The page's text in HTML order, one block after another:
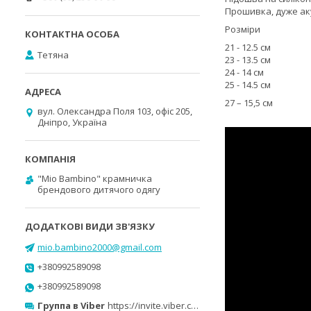
Прошивка, дуже
Розміри
21 - 12.5 см
23 - 13.5 см
24 - 14 см
25 - 14.5 см
27 – 15,5 см
Тетяна
вул. Олександра Поля 103, офіс 205,
Дніпро, Україна
"Mio Bambino" крамничка
брендового дитячого одягу
mio.bambino2000@gmail.com
+380992589098
+380992589098
Группа в Viber https://invite.viber.com/?g2=AQB0ufind8ISw0sgsCGhsNIX5ImUbR0nGBbftYNtUVQBrgNxagmexD00%2Bpyk6WYC